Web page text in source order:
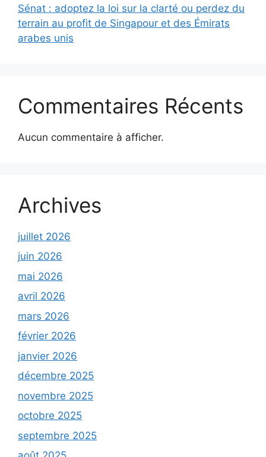
Sénat : adoptez la loi sur la clarté ou perdez du
terrain au profit de Singapour et des Émirats
arabes unis
Commentaires Récents
Aucun commentaire à afficher.
Archives
juillet 2026
juin 2026
mai 2026
avril 2026
mars 2026
février 2026
janvier 2026
décembre 2025
novembre 2025
octobre 2025
septembre 2025